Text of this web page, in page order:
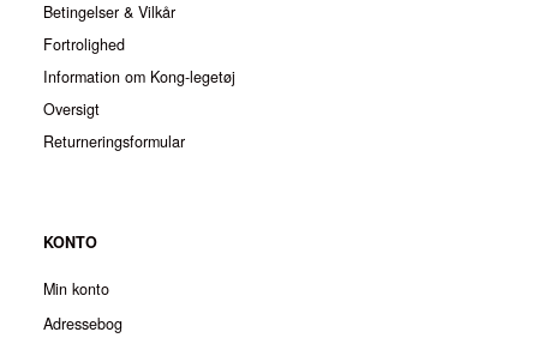
Betingelser & Vilkår
Fortrolighed
Information om Kong-legetøj
Oversigt
Returneringsformular
KONTO
Min konto
Adressebog